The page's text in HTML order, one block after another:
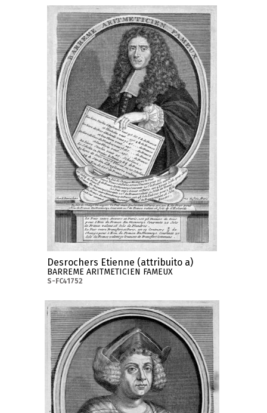
Desrochers Etienne (attribuito a)
BARREME ARITMETICIEN FAMEUX
S-FC41752